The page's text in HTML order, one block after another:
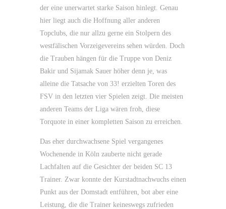
der eine unerwartet starke Saison hinlegt. Genau
hier liegt auch die Hoffnung aller anderen
Topclubs, die nur allzu gerne ein Stolpern des
westfälischen Vorzeigevereins sehen würden. Doch
die Trauben hängen für die Truppe von Deniz
Bakir und Sijamak Sauer höher denn je, was
alleine die Tatsache von 33! erzielten Toren des
FSV in den letzten vier Spielen zeigt. Die meisten
anderen Teams der Liga wären froh, diese
Torquote in einer kompletten Saison zu erreichen.
Das eher durchwachsene Spiel vergangenes
Wochenende in Köln zauberte nicht gerade
Lachfalten auf die Gesichter der beiden SC 13
Trainer. Zwar konnte der Kurstadtnachwuchs einen
Punkt aus der Domstadt entführen, bot aber eine
Leistung, die die Trainer keineswegs zufrieden